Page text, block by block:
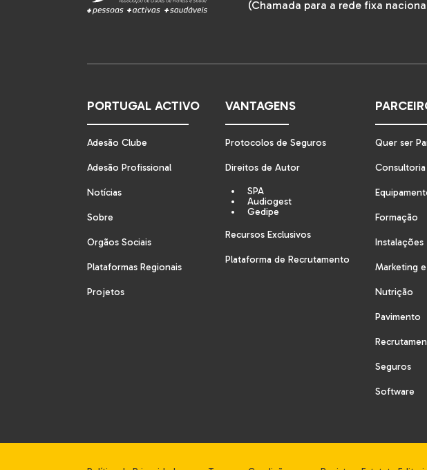
(Chamada para a rede fixa
PORTUGAL ACTIVO
Adesão Clube
Adesão Profissional
Notícias
Sobre
Orgãos Sociais
Plataformas Regionais
Projetos
VANTAGENS
Protocolos de Seguros
Direitos de Autor
SPA
Audiogest
Gedipe
Recursos Exclusivos
Plataforma de Recrutamento
Quer ser
Consultoria
Formação
Instalações
Marketing
Nutrição
Pavimento
Seguros
Software